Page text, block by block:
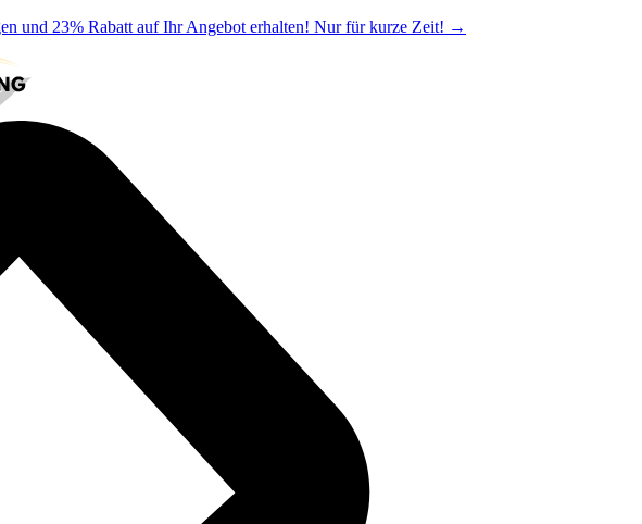
und 23% Rabatt auf Ihr Angebot erhalten! Nur für kurze Zeit! →